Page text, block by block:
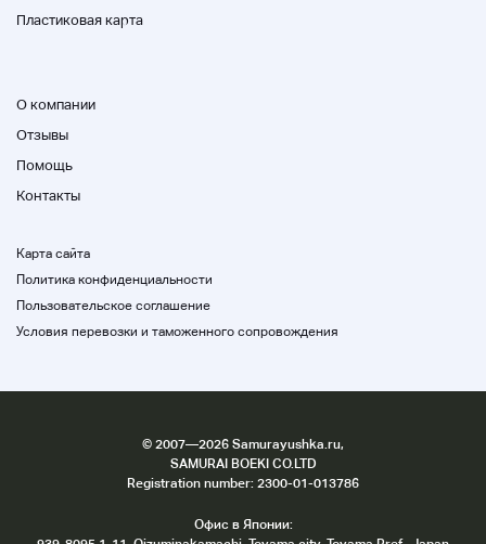
Пластиковая карта
О компании
Отзывы
Помощь
Контакты
Карта сайта
Политика конфиденциальности
Пользовательское соглашение
Условия перевозки и таможенного сопровождения
© 2007—2026 Samurayushka.ru,
SAMURAI BOEKI CO.LTD
Registration number: 2300-01-013786
Офис в Японии: